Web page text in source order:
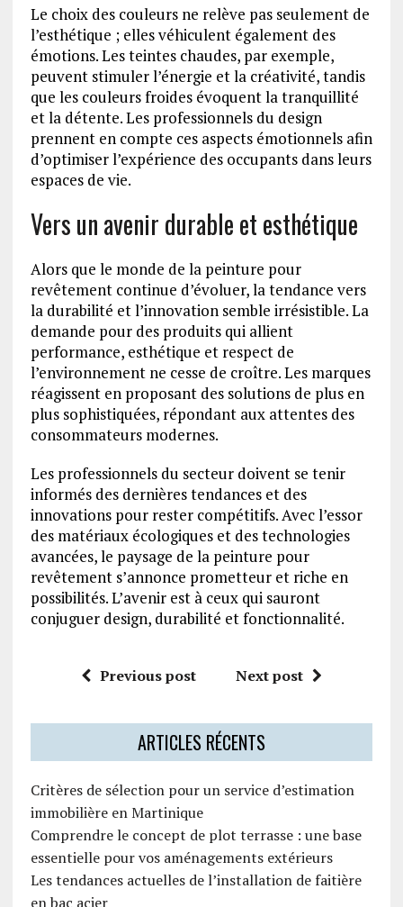
Le choix des couleurs ne relève pas seulement de
l’esthétique ; elles véhiculent également des
émotions. Les teintes chaudes, par exemple,
peuvent stimuler l’énergie et la créativité, tandis
que les couleurs froides évoquent la tranquillité
et la détente. Les professionnels du design
prennent en compte ces aspects émotionnels afin
d’optimiser l’expérience des occupants dans leurs
espaces de vie.
Vers un avenir durable et esthétique
Alors que le monde de la peinture pour
revêtement continue d’évoluer, la tendance vers
la durabilité et l’innovation semble irrésistible. La
demande pour des produits qui allient
performance, esthétique et respect de
l’environnement ne cesse de croître. Les marques
réagissent en proposant des solutions de plus en
plus sophistiquées, répondant aux attentes des
consommateurs modernes.
Les professionnels du secteur doivent se tenir
informés des dernières tendances et des
innovations pour rester compétitifs. Avec l’essor
des matériaux écologiques et des technologies
avancées, le paysage de la peinture pour
revêtement s’annonce prometteur et riche en
possibilités. L’avenir est à ceux qui sauront
conjuguer design, durabilité et fonctionnalité.
Previous post Next post
ARTICLES RÉCENTS
Critères de sélection pour un service d’estimation
immobilière en Martinique
Comprendre le concept de plot terrasse : une base
essentielle pour vos aménagements extérieurs
Les tendances actuelles de l’installation de faitière
en bac acier